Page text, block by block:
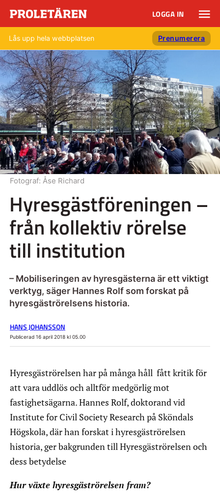
LOGGA IN
Lås upp hela webbplatsen Prenumerera
Hyresgästföreningen –
från kollektiv rörelse
till institution
– Mobiliseringen av hyresgästerna är ett viktigt
verktyg, säger Hannes Rolf som forskat på
hyresgäströrelsens historia.
Fotograf: Åse Richard
HANS JOHANSSON
Publicerad 16 april 2018 kl 05.00
Hyresgäströrelsen har på många håll fått kritik för
att vara uddlös och alltför medgörlig mot
fastighetsägarna. Hannes Rolf, doktorand vid
Institute for Civil Society Research på Sköndals
Högskola, där han forskat i hyresgäströrelsen
historia, ger bakgrunden till Hyresgäströrelsen och
dess betydelse
Hur växte hyresgäströrelsen fram?